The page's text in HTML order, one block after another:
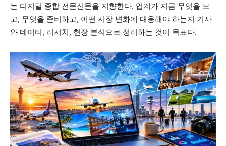
는 디지털 종합 전문신문을 지향한다. 업계가 지금 무엇을 보
고, 무엇을 준비하고, 어떤 시장 변화에 대응해야 하는지 기사
와 데이터, 리서치, 현장 분석으로 정리하는 것이 목표다.